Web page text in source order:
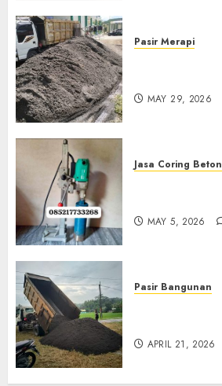
Pasir Merapi
MAY 29, 2026
Jasa Coring Beton
MAY 5, 2026
Pasir Bangunan
APRIL 21, 2026